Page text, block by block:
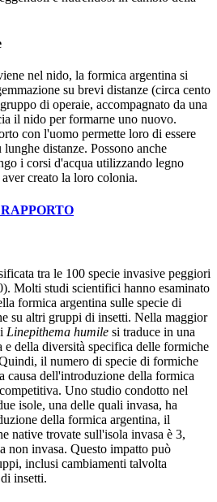
nel nido, la formica argentina si
su brevi distanze (circa cento
di operaie, accompagnato da una
il nido per formarne uno nuovo.
con l'uomo permette loro di essere
distanze. Possono anche
i corsi d'acqua utilizzando legno
creato la loro colonia.
tra le 100 specie invasive peggiori
Molti studi scientifici hanno esaminato
formica argentina sulle specie di
su altri gruppi di insetti. Nella maggior
Linepithema humile si traduce in una
della diversità specifica delle formiche
il numero di specie di formiche
causa dell'introduzione della formica
Uno studio condotto nel
isole, una delle quali invasa, ha
della formica argentina, il
native trovate sull'isola invasa è 3,
non invasa. Questo impatto può
inclusi cambiamenti talvolta
insetti.